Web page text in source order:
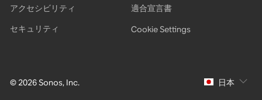
© 2026 Sonos, Inc.
アクセシビリティ
適合宣言書
セキュリティ
Cookie Settings
日本